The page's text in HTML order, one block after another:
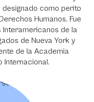
designado como perito
Humanos. Fue
de la
de Nueva York y
de la Academia
Internacional.